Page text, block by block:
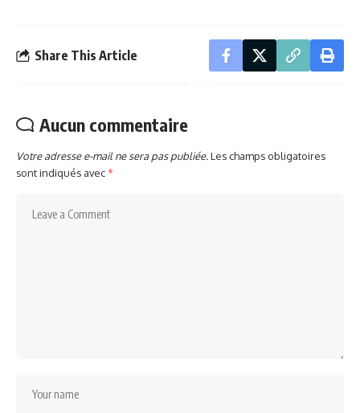
Share This Article
Aucun commentaire
Votre adresse e-mail ne sera pas publiée.Les champs obligatoires
sont indiqués avec*